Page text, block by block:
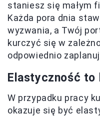
staniesz się małym
Każda pora dnia
wyzwania, a Twój
kurczyć się w
odpowiednio
Elastyczność to
W przypadku pracy
okazuje się być